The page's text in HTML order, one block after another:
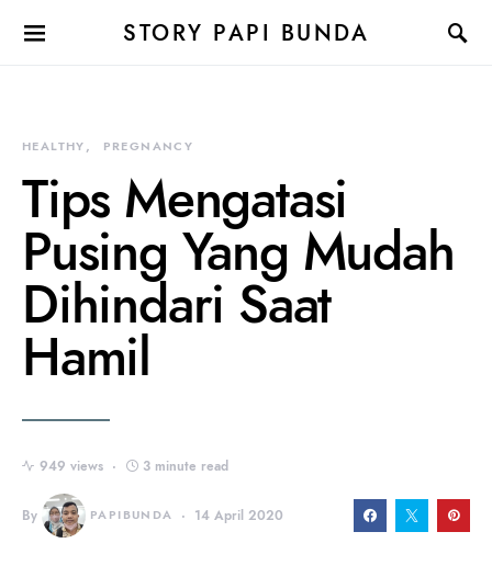
STORY PAPI BUNDA
HEALTHY PREGNANCY
Tips Mengatasi
Pusing Yang Mudah
Dihindari Saat
Hamil
949 views 3 minute read
By PAPIBUNDA 14 April 2020